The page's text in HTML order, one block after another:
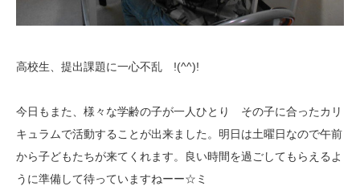
高校生、提出課題に一心不乱 !(^^)!
今日もまた、様々な学齢の子が一人ひとり その子に合ったカリ
キュラムで活動することが出来ました。明日は土曜日なので午前
から子どもたちが来てくれます。良い時間を過ごしてもらえるよ
うに準備して待っていますねーー☆ミ